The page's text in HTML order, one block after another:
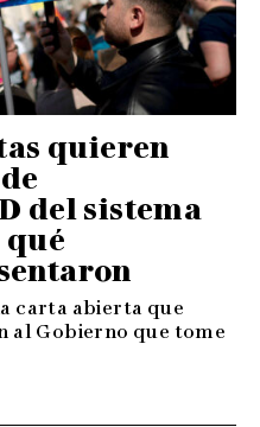
quieren
del sistema
carta abierta que
al Gobierno que tome